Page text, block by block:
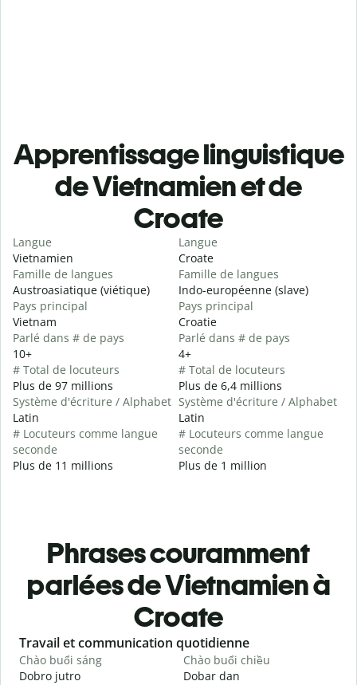
Apprentissage linguistique
de Vietnamien et de
Croate
Langue
Vietnamien
Famille de langues
Austroasiatique (viétique)
Pays principal
Vietnam
Parlé dans # de pays
10+
# Total de locuteurs
Plus de 97 millions
Système d'écriture / Alphabet
Latin
# Locuteurs comme langue
seconde
Plus de 11 millions
Langue
Croate
Famille de langues
Indo-européenne (slave)
Pays principal
Croatie
Parlé dans # de pays
4+
# Total de locuteurs
Plus de 6,4 millions
Système d'écriture / Alphabet
Latin
# Locuteurs comme langue
seconde
Plus de 1 million
Phrases couramment
parlées de Vietnamien à
Croate
Slide 1 of 6
Travail et communication quotidienne
Chào buổi sáng
Dobro jutro
Chào buổi chiều
Dobar dan